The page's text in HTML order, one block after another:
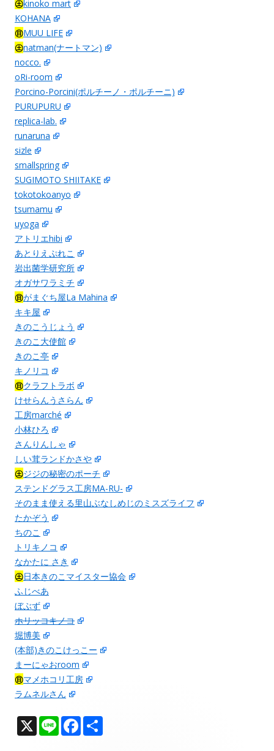
㊏kinoko mart
KOHANA
㊐MUU LIFE
㊏natman(ナートマン)
nocco.
oRi-room
Porcino-Porcini(ポルチーノ・ポルチーニ)
PURUPURU
replica-lab.
runaruna
sizle
smallspring
SUGIMOTO SHIITAKE
tokotokoanyo
tsumamu
uyoga
アトリエhibi
あとりえぷれこ
岩出菌学研究所
オガサワラミチ
㊐がまぐち屋La Mahina
キキ屋
きのこうじょう
きのこ大使館
きのこ亭
キノリコ
㊐クラフトラボ
けせらんうさらん
工房marché
小林ひろ
さんりんしゃ
しい茸ランドかさや
㊏ジジの秘密のポーチ
ステンドグラス工房MA-RU-
そのまま使える里山ぶなしめじのミスズライフ
たかぞう
ちのこ
トリキノコ
なかたに さき
㊏日本きのこマイスター協会
ふじべあ
ぼぶず
ホリッコキノコ
堀博美
(本部)きのこけっこー
まーにゃおroom
㊐マメホコリ工房
ラムネルさん
X Li F